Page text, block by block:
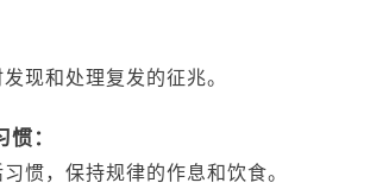
现和处理复发的征兆。
：
惯，保持规律的作息和饮食。